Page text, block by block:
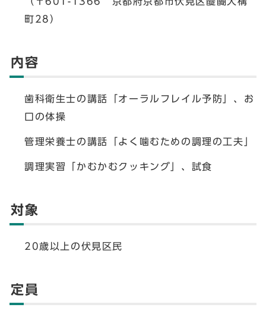
町28）
内容
歯科衛生士の講話「オーラルフレイル予防」、お
口の体操
管理栄養士の講話「よく噛むための調理の工夫」
調理実習「かむかむクッキング」、試食
対象
20歳以上の伏見区民
定員